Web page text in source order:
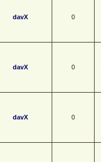
davX 0
davX 0
davX 0